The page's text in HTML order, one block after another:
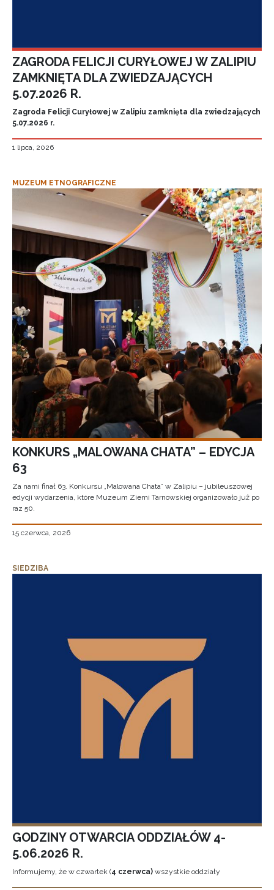
ZAGRODA FELICJI CURYŁOWEJ W ZALIPIU
ZAMKNIĘTA DLA ZWIEDZAJĄCYCH
5.07.2026 R.
Zagroda Felicji Curyłowej w Zalipiu zamknięta dla zwiedzających
5.07.2026 r.
1 lipca, 2026
MUZEUM ETNOGRAFICZNE
KONKURS „MALOWANA CHATA” – EDYCJA
63
Za nami finał 63. Konkursu „Malowana Chata” w Zalipiu – jubileuszowej
edycji wydarzenia, które Muzeum Ziemi Tarnowskiej organizowało już po
raz 50.
15 czerwca, 2026
SIEDZIBA
GODZINY OTWARCIA ODDZIAŁÓW 4-
5.06.2026 R.
Informujemy, że w czwartek (4 czerwca) wszystkie oddziały